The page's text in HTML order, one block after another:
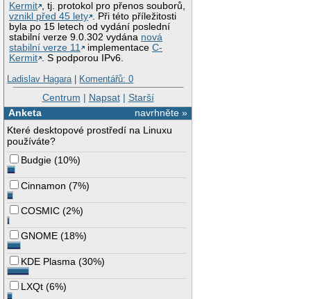
Kermit , tj. protokol pro přenos souborů,
vznikl před 45 lety . Při této příležitosti
byla po 15 letech od vydání poslední
stabilní verze 9.0.302 vydána nová
stabilní verze 11
implementaceC-
Kermit . S podporou IPv6.
Ladislav Hagara| Komentářů: 0
Centrum | Napsat| Starší
navrhněte »
Anketa
Které desktopové prostředí na Linuxu
používáte?
Budgie (10%)
Cinnamon (7%)
COSMIC (2%)
GNOME (18%)
KDE Plasma (30%)
LXQt (6%)